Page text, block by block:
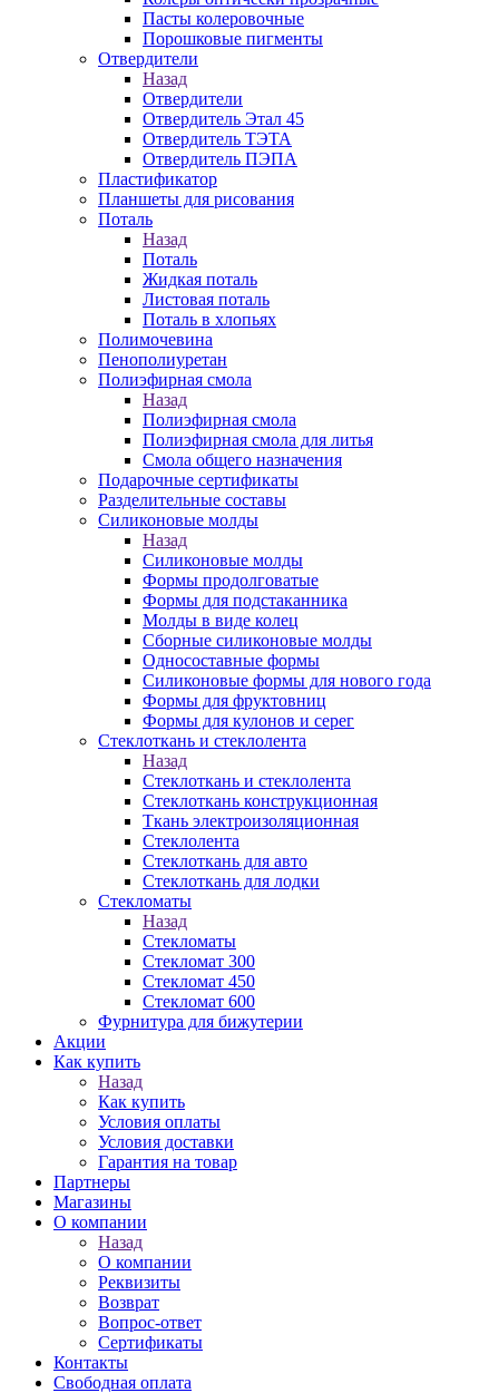
Пасты колеровочные
Порошковые пигменты
Отвердители
Назад
Отвердители
Отвердитель Этал 45
Отвердитель ТЭТА
Отвердитель ПЭПА
Пластификатор
Планшеты для рисования
Поталь
Назад
Поталь
Жидкая поталь
Листовая поталь
Поталь в хлопьях
Полимочевина
Пенополиуретан
Полиэфирная смола
Назад
Полиэфирная смола
Полиэфирная смола для литья
Смола общего назначения
Подарочные сертификаты
Разделительные составы
Силиконовые молды
Назад
Силиконовые молды
Формы продолговатые
Формы для подстаканника
Молды в виде колец
Сборные силиконовые молды
Односоставные формы
Силиконовые формы для нового года
Формы для фруктовниц
Формы для кулонов и серег
Стеклоткань и стеклолента
Назад
Стеклоткань и стеклолента
Стеклоткань конструкционная
Ткань электроизоляционная
Стеклолента
Стеклоткань для авто
Стеклоткань для лодки
Стекломаты
Назад
Стекломаты
Стекломат 300
Стекломат 450
Стекломат 600
Фурнитура для бижутерии
Акции
Как купить
Назад
Как купить
Условия оплаты
Условия доставки
Гарантия на товар
Партнеры
Магазины
О компании
Назад
О компании
Реквизиты
Возврат
Вопрос-ответ
Сертификаты
Контакты
Свободная оплата